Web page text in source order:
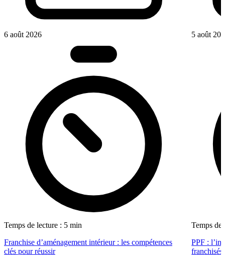
6 août 2026
Temps de lecture : 5 min
Franchise d’aménagement intérieur : les compétences
clés pour réussir
5 août
Temps de
PPF :
franchisés